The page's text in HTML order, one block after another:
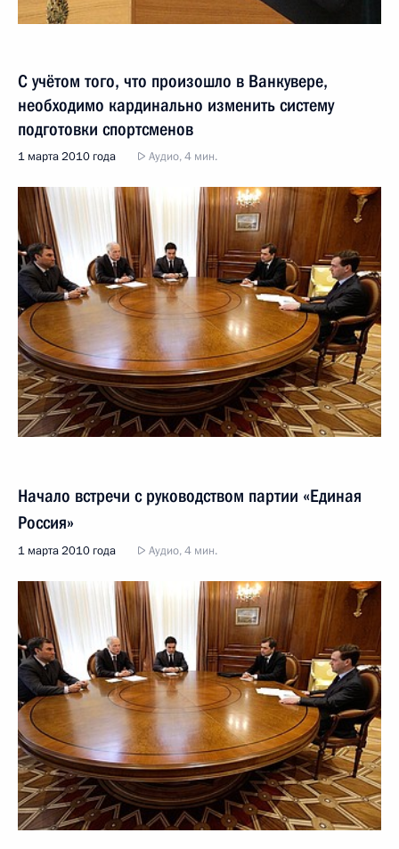
С учётом того, что произошло в Ванкувере,
необходимо кардинально изменить систему
подготовки спортсменов
1 марта 2010 года Аудио, 4 мин.
Начало встречи с руководством партии «Единая
Россия»
1 марта 2010 года Аудио, 4 мин.